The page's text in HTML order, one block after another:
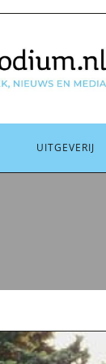
UITGEVERIJ